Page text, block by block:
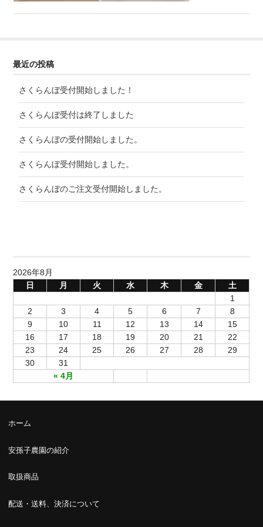
最近の投稿
さくらんぼ受付開始しました！
さくらんぼ受付は終了しました
さくらんぼの受付開始しました。
さくらんぼ受付開始しました。
さくらんぼのご注文受付開始しました。
2026年8月
日
月 火 水 木 金 土
« 4月
1
2
3 4 5 6 7
8
9
10 11 12 13 14
15
16
17 18 19 20 21
22
23
24 25 26 27 28
29
30
31
ホーム
安孫子農園の紹介
取扱商品
配送・送料、決済について